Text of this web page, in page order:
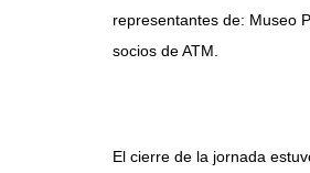
representantes de: Museo
socios de ATM.
El cierre de la jornada